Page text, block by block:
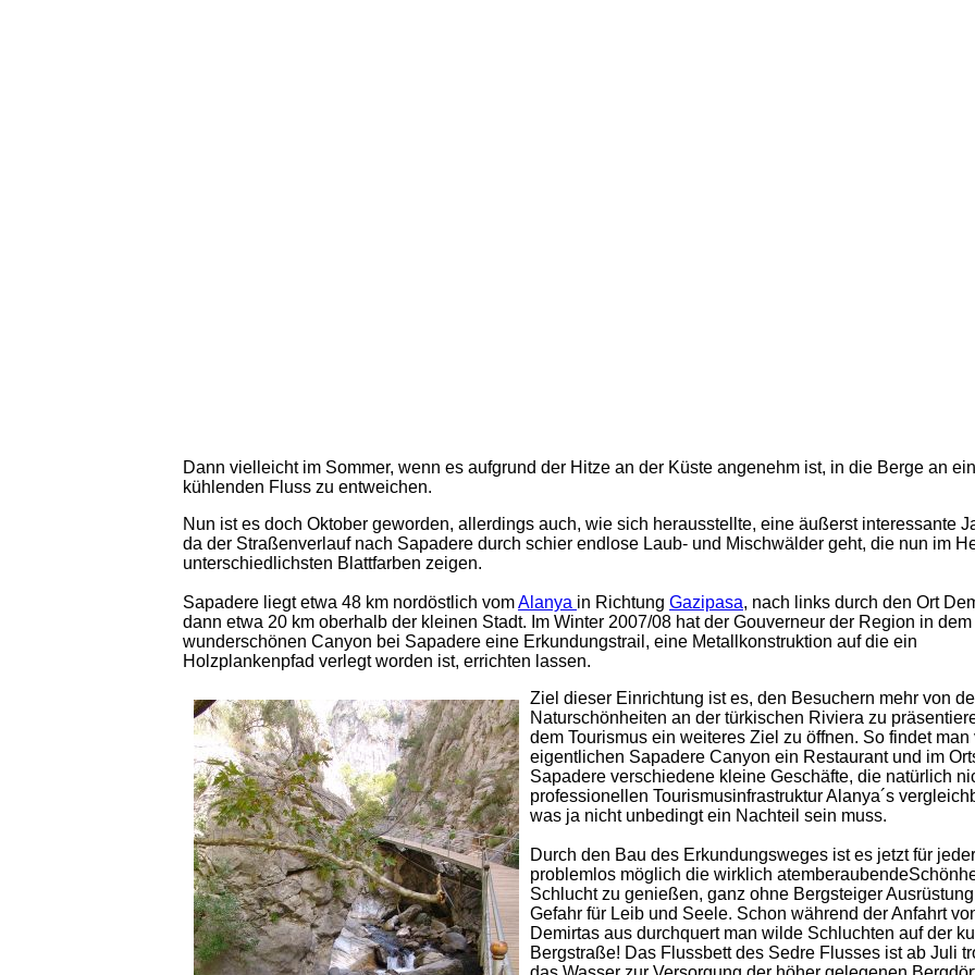
Dann vielleicht im Sommer, wenn es aufgrund der Hitze an der Küste angenehm ist, in die Berge an
kühlenden Fluss zu entweichen.
Nun ist es doch Oktober geworden, allerdings auch, wie sich herausstellte, eine äußerst interessante
da der Straßenverlauf nach Sapadere durch schier endlose Laub- und Mischwälder geht, die nun im
unterschiedlichsten Blattfarben zeigen.
Sapadere liegt etwa 48 km nordöstlich vomAlanya in Richtung Gazipasa, nach links durch den Ort
dann etwa 20 km oberhalb der kleinen Stadt. Im Winter 2007/08 hat der Gouverneur der Region in dem
wunderschönen Canyon bei Sapadere eine Erkundungstrail, eine Metallkonstruktion auf die ein
Holzplankenpfad verlegt worden ist, errichten lassen.
Ziel dieser Einrichtung ist es, den Besuchern mehr von
Naturschönheiten an der türkischen Riviera zu
dem Tourismus ein weiteres Ziel zu öffnen. So findet man
eigentlichen Sapadere Canyon ein Restaurant und im
Sapadere verschiedene kleine Geschäfte, die natürlich
professionellen Tourismusinfrastruktur Alanya´s
was ja nicht unbedingt ein Nachteil sein muss.
Durch den Bau des Erkundungsweges ist es jetzt für
problemlos möglich die wirklich
Schlucht zu genießen, ganz ohne Bergsteiger
Gefahr für Leib und Seele. Schon während der Anfahrt
Demirtas aus durchquert man wilde Schluchten auf der
Bergstraße! Das Flussbett des Sedre Flusses ist ab Juli